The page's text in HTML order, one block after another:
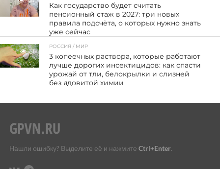
Как государство будет считать
пенсионный стаж в 2027: три новых
правила подсчёта, о которых нужно знать
уже сейчас
51
РОССИЯ / МИР
3 копеечных раствора, которые работают
лучше дорогих инсектицидов: как спасти
урожай от тли, белокрылки и слизней
без ядовитой химии
Нашли ошибку? Выделите её и нажмите Ctrl+Enter.